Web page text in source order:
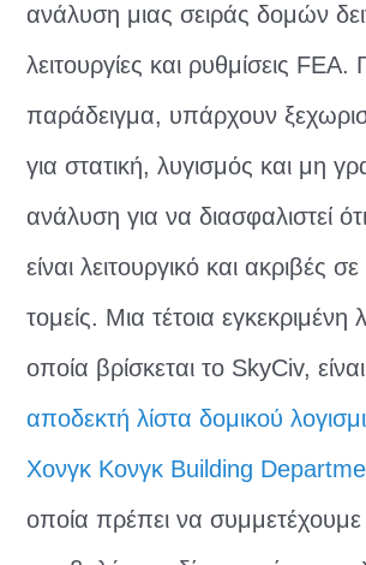
ανάλυση μιας σειράς δομών
λειτουργίες και ρυθμίσεις FEA.
παράδειγμα, υπάρχουν
για στατική, λυγισμός και μη
ανάλυση για να διασφαλιστεί
είναι λειτουργικό και ακριβές
τομείς. Μια τέτοια εγκεκριμένη
οποία βρίσκεται το SkyCiv,
αποδεκτή λίστα δομικού
Χονγκ Κονγκ Building
οποία πρέπει να συμμετέχουμε